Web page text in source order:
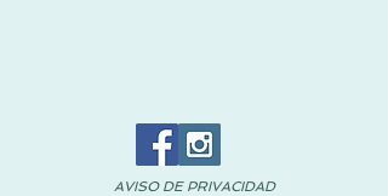
AVISO DE PRIVACIDAD